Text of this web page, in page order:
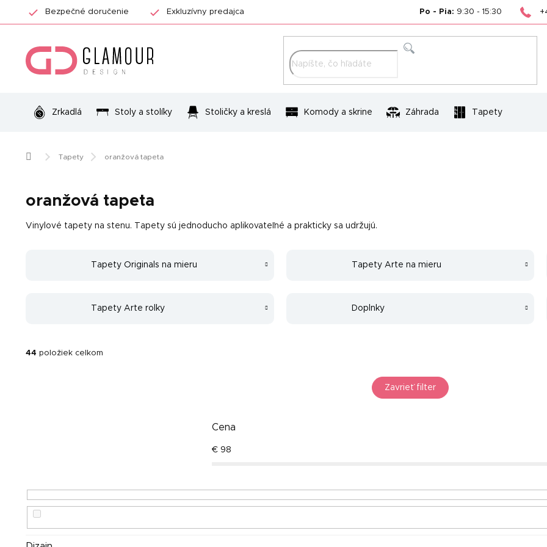
Bezpečné doručenie Exkluzívny predajca Po - Pia: 9:30 - 15:30
Zrkadlá Stoly a stolíky Stoličky a kreslá Komody a skrine Záhrada Tapety
DomovTapety oranžová tapeta
oranžová tapeta
Vinylové tapety na stenu. Tapety sú jednoducho aplikovateľné a prakticky sa udržujú.
Tapety Originals na mieru Tapety Arte na mieru
Tapety Arte rolky Doplnky
44 položiek celkom
Zavrieť filter
Cena
€ 98